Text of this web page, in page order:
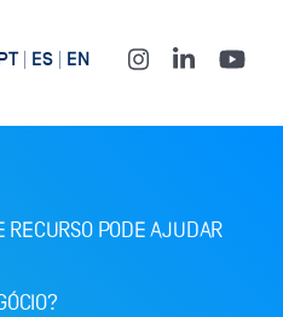
ES EN
RECURSO PODE AJUDAR